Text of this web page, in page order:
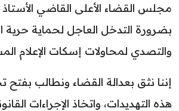
مجلس القضاء الأعلى القاضي الأستاذ
بضرورة التدخل العاجل لحماية حرية
والتصدي لمحاولات إسكات الإعلام
إننا نثق بعدالة القضاء ونطالب
هذه التهديدات، واتخاذ الإجراءات